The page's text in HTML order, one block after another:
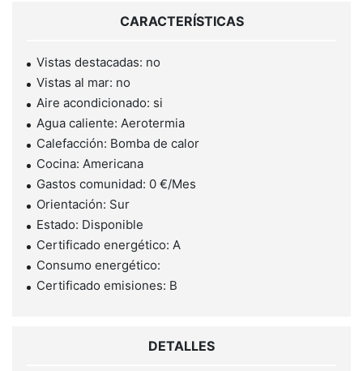
CARACTERÍSTICAS
Vistas destacadas: no
Vistas al mar: no
Aire acondicionado: si
Agua caliente: Aerotermia
Calefacción: Bomba de calor
Cocina: Americana
Gastos comunidad: 0 €/Mes
Orientación: Sur
Estado: Disponible
Certificado energético: A
Consumo energético:
Certificado emisiones: B
DETALLES